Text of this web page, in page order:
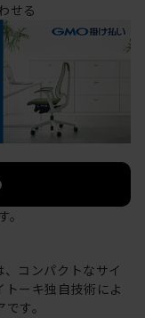
せる
コンパクトなサイ
ーキ独自技術によ
す。